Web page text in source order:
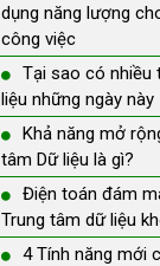
dụng năng lượng
công việc
Tại sao có nhiều
liệu những ngày này
Khả năng mở
tâm Dữ liệu là gì?
Điện toán đám
Trung tâm dữ liệu
4 Tính năng mới